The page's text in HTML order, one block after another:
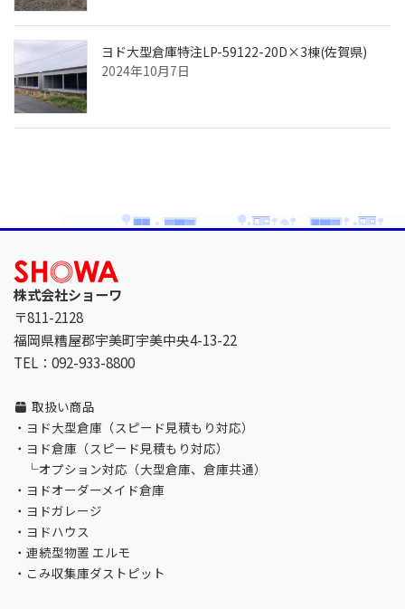
ヨド大型倉庫特注LP-59122-20D×3棟(佐賀県)
2024年10月7日
株式会社ショーワ
〒811-2128
福岡県糟屋郡宇美町宇美中央4-13-22
TEL：092-933-8800
取扱い商品
・ ヨド大型倉庫（スピード見積もり対応）
・ ヨド倉庫（スピード見積もり対応）
└オプション対応（大型倉庫、倉庫共通）
・ ヨドオーダーメイド倉庫
・ ヨドガレージ
・ ヨドハウス
・ 連続型物置 エルモ
・ こみ収集庫ダストピット